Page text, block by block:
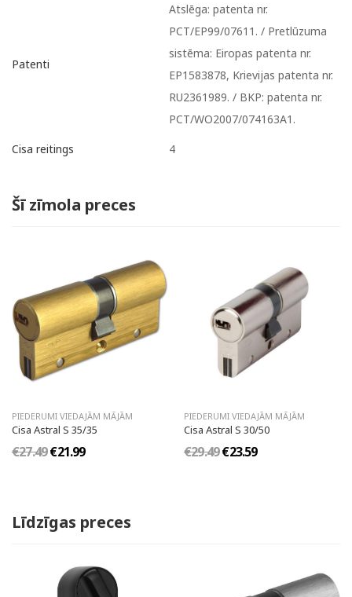
Patenti
Atslēga: patenta nr.
PCT/EP99/07611. / Pretlūzuma
sistēma: Eiropas patenta nr.
EP1583878, Krievijas patenta nr.
RU2361989. / BKP: patenta nr.
PCT/WO2007/074163A1.
Cisa reitings 4
Šī zīmola preces
PIEDERUMI VIEDAJĀM MĀJĀM
Cisa Astral S 35/35
€27.49€21.99
PIEDERUMI VIEDAJĀM MĀJĀM
Cisa Astral S 30/50
€29.49€23.59
Līdzīgas preces